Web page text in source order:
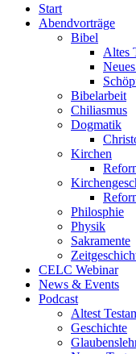
Start
Abendvorträge
Bibel
Altes
Bibelarbeit
Chiliasmus
Dogmatik
Kirchen
Philosphie
Physik
Sakramente
CELC Webinar
News & Events
Podcast
Altest
Geschichte